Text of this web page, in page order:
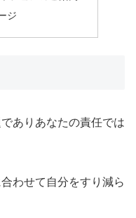
ジ
ありあなたの責任では
わせて自分をすり減ら